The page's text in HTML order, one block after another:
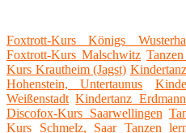
Foxtrott-Kurs Königs
Foxtrott-Kurs Malschwitz
Kurs Krautheim (Jagst)
Hohenstein, Untertaunus
Weißenstadt Kindertanz
Discofox-Kurs Saarwellingen
Kurs Schmelz, Saar Tanzen